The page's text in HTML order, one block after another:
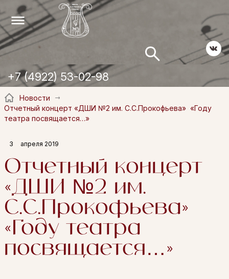
+7 (4922) 53-02-98
Новости
Отчетный концерт «ДШИ №2 им. С.С.Прокофьева» «Году
театра посвящается…»
3 апреля 2019
Отчетный концерт
«ДШИ №2 им.
С.С.Прокофьева»
«Году театра
посвящается…»